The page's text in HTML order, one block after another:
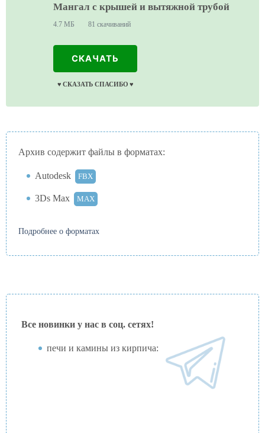
Мангал с крышей и вытяжной трубой
4.7 МБ 81 скачиваний
СКАЧАТЬ
♥️ СКАЗАТЬ СПАСИБО ♥️
Архив содержит файлы в форматах:
Autodesk FBX
3Ds Max MAX
Подробнее о форматах
Все новинки у нас в соц. сетях!
печи и камины из кирпича: